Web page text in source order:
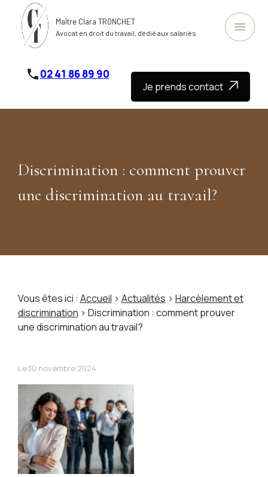
Maître Clara TRONCHET
Avocat en droit du travail, dédié aux salariés menu
phone02 41 86 89 90
Je prends contact
Discrimination : comment prouver
une discrimination au travail?
Vous êtes ici : Accueil > Actualités > Harcèlement et
discrimination > Discrimination : comment prouver
une discrimination au travail?
Le30 novembre 2024
Panneau de gestion des cookies